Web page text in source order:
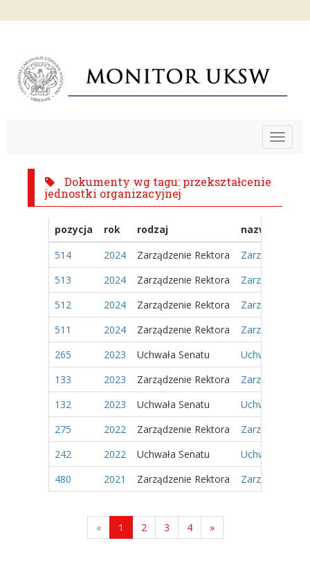
Toggle
Dokumenty wg tagu: przekształcenie
jednostki organizacyjnej
pozycja rok rodzaj
nazwa
514
2024 Zarządzenie Rektora
Zarządzenie
513
2024 Zarządzenie Rektora
Zarządzenie
512
2024 Zarządzenie Rektora
Zarządzenie
511
2024 Zarządzenie Rektora
Zarządzenie
265
2023 Uchwała Senatu
Uchwała Nr
133
2023 Zarządzenie Rektora
Zarządzenie
132
2023 Uchwała Senatu
Uchwała Nr
275
2022 Zarządzenie Rektora
Zarządzenie
242
2022 Uchwała Senatu
Uchwała Nr
480
2021 Zarządzenie Rektora Zarządzenie
« 1 2 3 4 »